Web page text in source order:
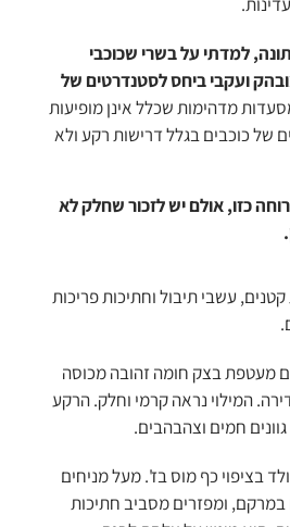
למדתי על בשרי שכוכבי
ועקבי ביחס לסטנדרטים של
מדהימות שכלל אינן מופיעות
של כוכבים בגלל דרישות רקע ולא
כזו, אולם יש לזכור שחלק לא